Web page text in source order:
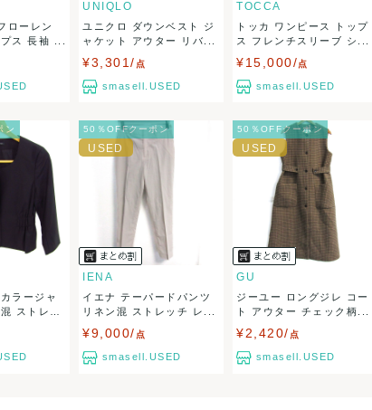
)
送料表を確認する
内
最短で発送致します。
ローレン
ス 長袖 ...
UNIQLO
ユニクロ ダウンベスト ジ
ャケット アウター リバ...
¥3,301/ 点
smasell.USED
TOCCA
トッカ ワンピース トップ
ス フレンチスリーブ シ...
¥15,000/点
smasell.USED
ン
ラージャ
ストレ
50％OFFクーポン
IENA
イエナ テーパードパンツ
リネン混 ストレッチ レ...
¥9,000/ 点
smasell.USED
50％OFFクーポン
GU
ジーユー ロングジレ コー
ト アウター チェック柄...
¥2,420/ 点
smasell.USED